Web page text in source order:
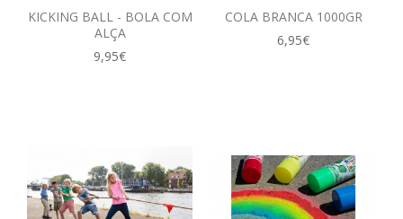
KICKING BALL - BOLA COM
ALÇA
9,95€
COLA BRANCA 1000GR
6,95€